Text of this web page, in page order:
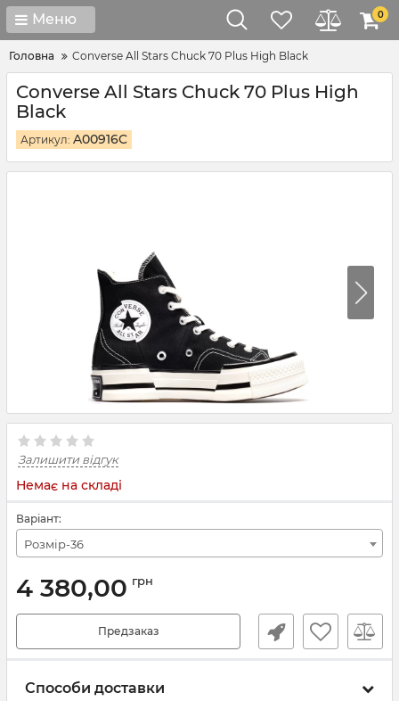
Меню 0
Головна Converse All Stars Chuck 70 Plus High Black
Converse All Stars Chuck 70 Plus High
Black
Артикул: A00916C
Залишити відгук
Немає на складі
Варіант:
Розмір-36
4 380,00 грн
Предзаказ
Способи доставки